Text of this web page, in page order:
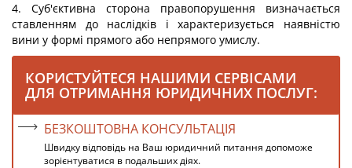
4. Суб'єктивна сторона правопорушення визначається
ставленням до наслідків і характеризується наявністю
вини у формі прямого або непрямого умислу.
КОРИСТУЙТЕСЯ НАШИМИ СЕРВІСАМИ
ДЛЯ ОТРИМАННЯ ЮРИДИЧНИХ ПОСЛУГ:
БЕЗКОШТОВНА КОНСУЛЬТАЦІЯ
Швидку відповідь на Ваш юридичний питання допоможе
зорієнтуватися в подальших діях.